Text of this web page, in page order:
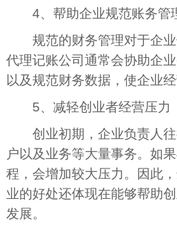
4、帮助企业规范账务管
规范的财务管理对于企
代理记账公司通常会协助企
以及规范财务数据，使企业
5、减轻创业者经营压力
创业初期，企业负责人
户以及业务等大量事务。如
程，会增加较大压力。因此
业的好处还体现在能够帮助
发展。